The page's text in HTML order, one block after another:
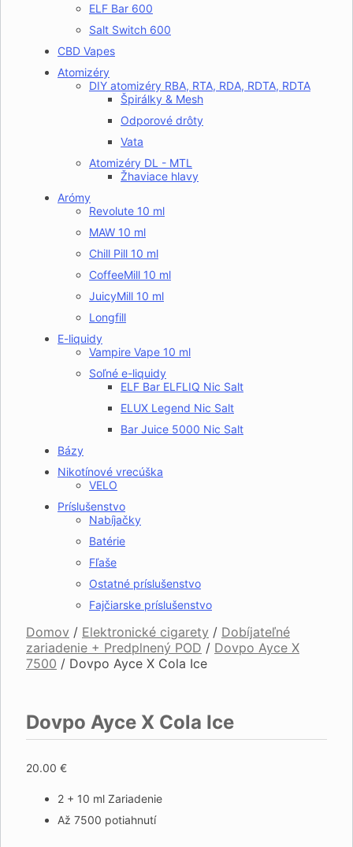
ELF Bar 600
Salt Switch 600
CBD Vapes
Atomizéry
DIY atomizéry RBA, RTA, RDA, RDTA, RDTA
Špirálky & Mesh
Odporové drôty
Vata
Atomizéry DL - MTL
Žhaviace hlavy
Arómy
Revolute 10 ml
MAW 10 ml
Chill Pill 10 ml
CoffeeMill 10 ml
JuicyMill 10 ml
Longfill
E-liquidy
Vampire Vape 10 ml
Soľné e-liquidy
ELF Bar ELFLIQ Nic Salt
ELUX Legend Nic Salt
Bar Juice 5000 Nic Salt
Bázy
Nikotínové vrecúška
VELO
Príslušenstvo
Nabíjačky
Batérie
Fľaše
Ostatné príslušenstvo
Fajčiarske príslušenstvo
Domov / Elektronické cigarety / Dobíjateľné
zariadenie + Predplnený POD / Dovpo Ayce X
7500 / Dovpo Ayce X Cola Ice
Dovpo Ayce X Cola Ice
20.00 €
2 + 10 ml Zariadenie
Až 7500 potiahnutí